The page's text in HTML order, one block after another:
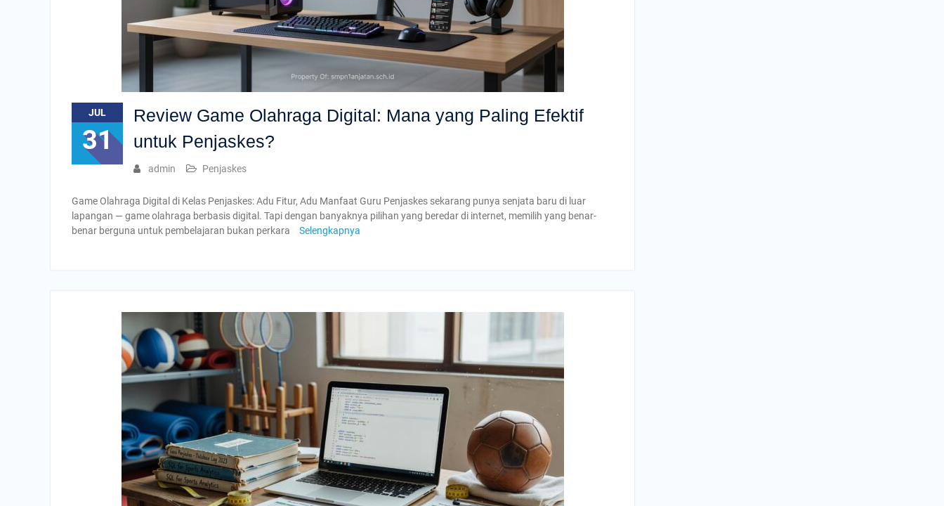
JUL
31
Review Game Olahraga Digital: Mana yang Paling Efektif
untuk Penjaskes?
admin Penjaskes
Game Olahraga Digital di Kelas Penjaskes: Adu Fitur, Adu Manfaat Guru Penjaskes sekarang punya senjata baru di luar
lapangan — game olahraga berbasis digital. Tapi dengan banyaknya pilihan yang beredar di internet, memilih yang benar-
benar berguna untuk pembelajaran bukan perkara
Selengkapnya